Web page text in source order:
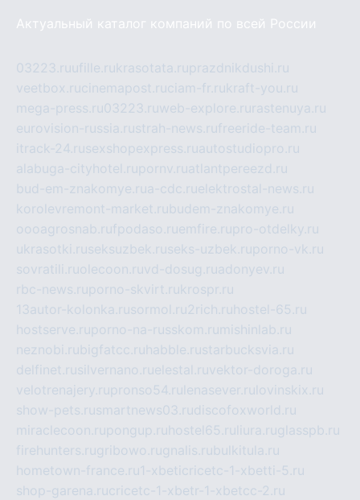
Актуальный каталог компаний по всей России
03223.ruufille.rukrasotata.ruprazdnikdushi.ru
veetbox.rucinemapost.ruciam-fr.rukraft-you.ru
mega-press.ru03223.ruweb-explore.ru rastenuya.ru
eurovision-russia.rustrah-news.rufreeride-team.ru
itrack-24.rusexshopexpress.ruautostudiopro.ru
alabuga-cityhotel.rupornv.ruatlantpereezd.ru
bud-em-znakomye.rua-cdc.ruelektrostal-news.ru
korolevremont-market.rubudem-znakomye.ru
oooagrosnab.rufpodaso.ruemfire.rupro-otdelky.ru
ukrasotki.ruseksuzbek.ruseks-uzbek.ruporno-vk.ru
sovratili.ruolecoon.ruvd-dosug.ruadonyev.ru
rbc-news.ruporno-skvirt.rukrospr.ru
13autor-kolonka.rusormol.ru2rich.ru hostel-65.ru
hostserve.ruporno-na-russkom.ru mishinlab.ru
neznobi.rubigfatcc.ru habble.rustarbucksvia.ru
delfinet.rusilvernano.ruelestal.ruvektor-doroga.ru
velotrenajery.rupronso54.ru lenasever.ru lovinskix.ru
show-pets.rusmartnews03.rudiscofoxworld.ru
miraclecoon.rupongup.ru hostel65.ru liura.ruglasspb.ru
firehunters.rugribowo.rugnalis.rubulkitula.ru
hometown-france.ru1-xbeticricetc-1-xbetti-5.ru
shop-garena.rucricetc-1-xbetr-1-xbetcc-2.ru